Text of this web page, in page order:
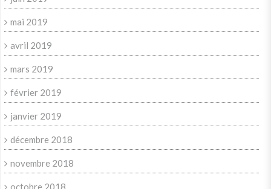
mai 2019
avril 2019
mars 2019
février 2019
janvier 2019
décembre 2018
novembre 2018
octobre 2018